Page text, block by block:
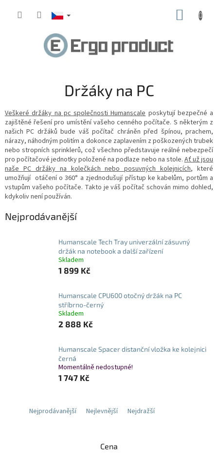
Držáky na PC
Veškeré držáky na pc společnosti Humanscaleposkytují bezpečné a
zajištěné řešení pro umístění vašeho cenného počítače. S některým z
našich PC držáků bude váš počítač chráněn před špínou, prachem,
nárazy, náhodným politím a dokonce zaplavením z poškozených trubek
nebo stropních sprinklerů, což všechno představuje reálné nebezpečí
pro počítačové jednotky položené na podlaze nebo na stole.Ať už jsou
naše PC držáky na kolečkách nebo posuvných kolejnicích, které
umožňují otáčení o 360° a zjednodušují přístup ke kabelům, portům a
vstupům vašeho počítače. Takto je váš počítač schován mimo dohled,
kdykoliv není používán.
Nejprodávanější
Humanscale Tech Tray univerzální zásuvný
držák na notebook a další zařízení
Skladem
1 899 Kč
Humanscale CPU600 otočný držák na PC
stříbrno-černý
Skladem
2 888 Kč
Humanscale Spacer distanční vložka ke kolejnici
černá
Momentálně nedostupné!
1 747 Kč
Nejprodávanější Nejlevnější Nejdražší
Cena